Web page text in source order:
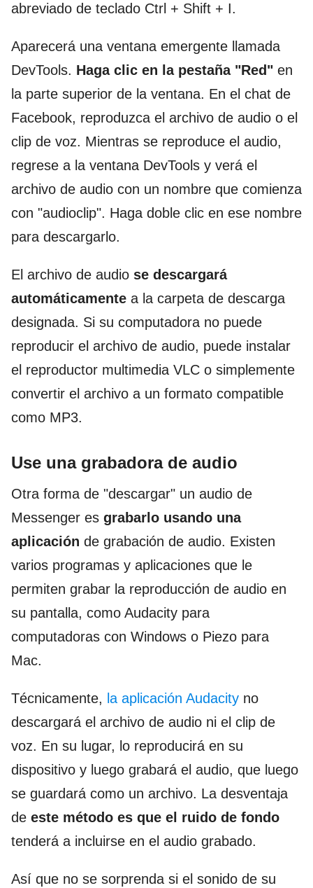
abreviado de teclado Ctrl + Shift + I.
Aparecerá una ventana emergente llamada
DevTools. Haga clic en la pestaña "Red" en
la parte superior de la ventana. En el chat de
Facebook, reproduzca el archivo de audio o el
clip de voz. Mientras se reproduce el audio,
regrese a la ventana DevTools y verá el
archivo de audio con un nombre que comienza
con "audioclip". Haga doble clic en ese nombre
para descargarlo.
El archivo de audio se descargará
automáticamente a la carpeta de descarga
designada. Si su computadora no puede
reproducir el archivo de audio, puede instalar
el reproductor multimedia VLC o simplemente
convertir el archivo a un formato compatible
como MP3.
Use una grabadora de audio
Otra forma de "descargar" un audio de
Messenger es grabarlo usando una
aplicación de grabación de audio. Existen
varios programas y aplicaciones que le
permiten grabar la reproducción de audio en
su pantalla, como Audacity para
computadoras con Windows o Piezo para
Mac.
Técnicamente, la aplicación Audacity no
descargará el archivo de audio ni el clip de
voz. En su lugar, lo reproducirá en su
dispositivo y luego grabará el audio, que luego
se guardará como un archivo. La desventaja
de este método es que el ruido de fondo
tenderá a incluirse en el audio grabado.
Así que no se sorprenda si el sonido de su